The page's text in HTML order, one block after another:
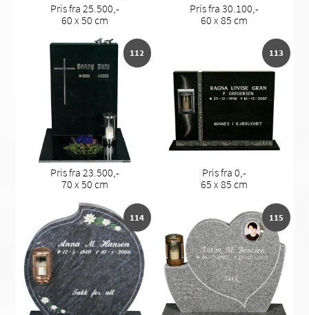
Pris fra 25.500,-
60 x 50 cm
Pris fra 30.100,-
60 x 85 cm
112
Pris fra 23.500,-
70 x 50 cm
113
Pris fra 0,-
65 x 85 cm
114 115